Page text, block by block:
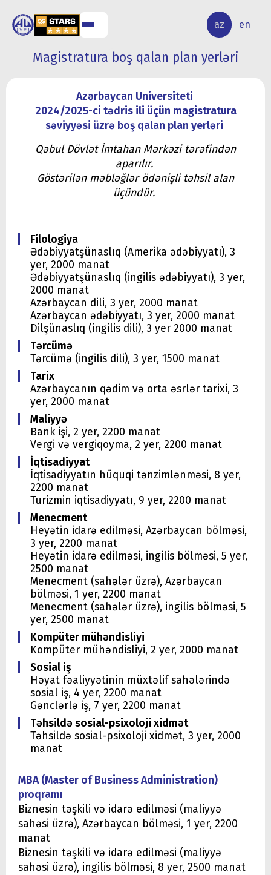
az en
ELMİ
TƏDQİQAT
Magistratura boş qalan plan yerləri
Azərbaycan Universiteti
2024/2025-ci tədris ili üçün magistratura
səviyyəsi üzrə boş qalan plan yerləri
Qəbul Dövlət İmtahan Mərkəzi tərəfindən
aparılır.
Göstərilən məbləğlər ödənişli təhsil alan
üçündür.
Filologiya
Ədəbiyyatşünaslıq (Amerika ədəbiyyatı), 3
yer, 2000 manat
Ədəbiyyatşünaslıq (ingilis ədəbiyyatı), 3 yer,
2000 manat
Azərbaycan dili, 3 yer, 2000 manat
Azərbaycan ədəbiyyatı, 3 yer, 2000 manat
Dilşünaslıq (ingilis dili), 3 yer 2000 manat
Tərcümə
Tərcümə (ingilis dili), 3 yer, 1500 manat
Tarix
Azərbaycanın qədim və orta əsrlər tarixi, 3
yer, 2000 manat
Maliyyə
Bank işi, 2 yer, 2200 manat
Vergi və vergiqoyma, 2 yer, 2200 manat
İqtisadiyyat
İqtisadiyyatın hüquqi tənzimlənməsi, 8 yer,
2200 manat
Turizmin iqtisadiyyatı, 9 yer, 2200 manat
Menecment
Heyətin idarə edilməsi, Azərbaycan bölməsi,
3 yer, 2200 manat
Heyətin idarə edilməsi, ingilis bölməsi, 5 yer,
2500 manat
Menecment (sahələr üzrə), Azərbaycan
bölməsi, 1 yer, 2200 manat
Menecment (sahələr üzrə), ingilis bölməsi, 5
yer, 2500 manat
Kompüter mühəndisliyi
Kompüter mühəndisliyi, 2 yer, 2000 manat
Sosial iş
Həyat fəaliyyətinin müxtəlif sahələrində
sosial iş, 4 yer, 2200 manat
Gənclərlə iş, 7 yer, 2200 manat
Təhsildə sosial-psixoloji xidmət
Təhsildə sosial-psixoloji xidmət, 3 yer, 2000
manat
MBA (Master of Business Administration)
proqramı
Biznesin təşkili və idarə edilməsi (maliyyə
sahəsi üzrə), Azərbaycan bölməsi, 1 yer, 2200
manat
Biznesin təşkili və idarə edilməsi (maliyyə
sahəsi üzrə), ingilis bölməsi, 8 yer, 2500 manat